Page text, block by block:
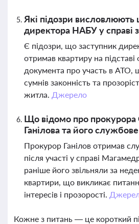
Які підозри висловлюють
директора НАБУ у справі
Є підозри, що заступник
отримав квартиру на підставі
документа про участь в АТО,
сумнів законність та
житла. Джерело
Що відомо про
Ганілова та його
Прокурор Ганілов отримав
після участі у справі
раніше його звільняли за
квартири, що викликає
інтересів і прозорості.
Кожне з питань — це короткий